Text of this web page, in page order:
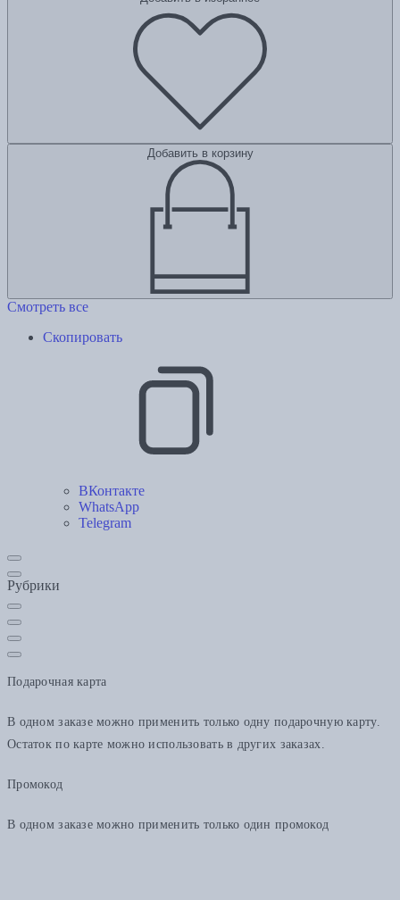
Добавить в корзину
Смотреть все
Скопировать
ВКонтакте
WhatsApp
Telegram
Рубрики
Подарочная карта
В одном заказе можно применить только одну подарочную карту.
Остаток по карте можно использовать в других заказах.
Промокод
В одном заказе можно применить только один промокод